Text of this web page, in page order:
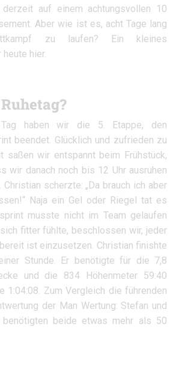
auf einem achtungsvollen 10
Aber wie ist es, acht Tage lang
zu laufen? Ein kleines
hier.
haben wir die 5. Etappe, den
beendet. Glücklich und zufrieden zu
saßen wir entspannt beim Frühstück,
wir danach noch bis 12 Uhr ausruhen
Christian scherzte: „Da brauch ich aber
Naja ein Gel oder Riegel tat es
musste nicht im Team gelaufen
fitter fühlte, beschlossen wir, jeder
ist einzusetzen. Christian finishte
Stunde. Er benötigte für die 7,8
und die 834 Höhenmeter 59:40
1:04:08. Zum Vergleich die führenden
der Man Wertung: Stefan und
benötigten beide etwas mehr als 50